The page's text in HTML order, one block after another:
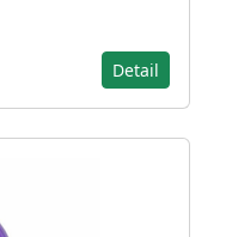
Detail